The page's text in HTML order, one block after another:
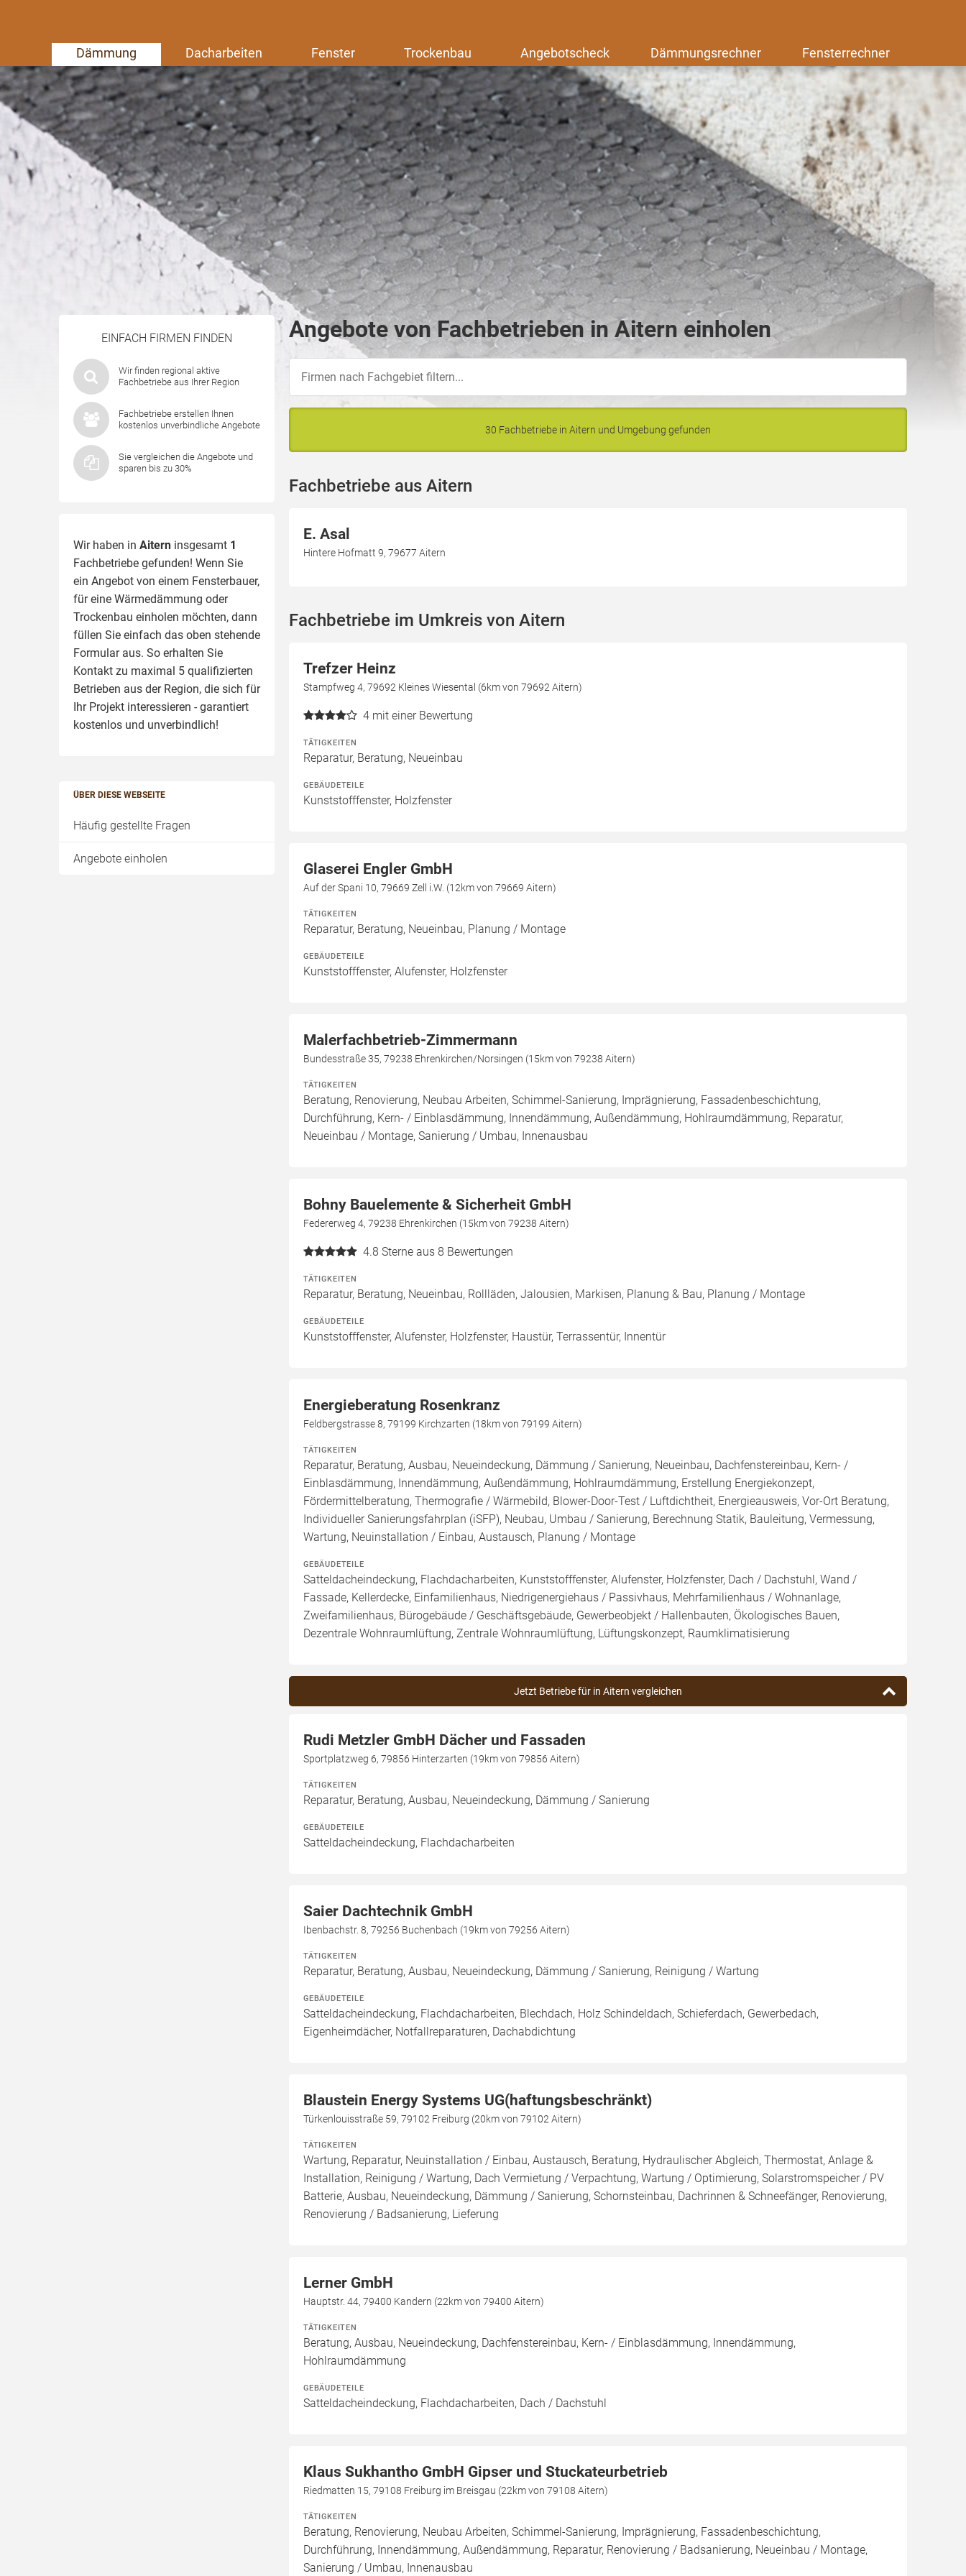
Dämmung Dacharbeiten Fenster Trockenbau Angebotscheck Dämmungsrechner Fensterrechner
EINFACH FIRMEN FINDEN
Wir finden regional aktive
Fachbetriebe aus Ihrer Region
Fachbetriebe erstellen Ihnen
kostenlos unverbindliche Angebote
Sie vergleichen die Angebote und
sparen bis zu 30%
Wir haben in Aitern insgesamt 1
Fachbetriebe gefunden! Wenn Sie
ein Angebot von einem Fensterbauer,
für eine Wärmedämmung oder
Trockenbau einholen möchten, dann
füllen Sie einfach das oben stehende
Formular aus. So erhalten Sie
Kontakt zu maximal 5 qualifizierten
Betrieben aus der Region, die sich für
Ihr Projekt interessieren - garantiert
kostenlos und unverbindlich!
ÜBER DIESE WEBSEITE
Häufig gestellte Fragen
Angebote einholen
Angebote von Fachbetrieben in Aitern einholen
30 Fachbetriebe in Aitern und Umgebung gefunden
Fachbetriebe aus Aitern
E. Asal
Hintere Hofmatt 9, 79677 Aitern
Fachbetriebe im Umkreis von Aitern
Trefzer Heinz
Stampfweg 4, 79692 Kleines Wiesental (6km von 79692 Aitern)
4 mit einer Bewertung
TÄTIGKEITEN
Reparatur, Beratung, Neueinbau
GEBÄUDETEILE
Kunststofffenster, Holzfenster
Glaserei Engler GmbH
Auf der Spani 10, 79669 Zell i.W. (12km von 79669 Aitern)
TÄTIGKEITEN
Reparatur, Beratung, Neueinbau, Planung / Montage
GEBÄUDETEILE
Kunststofffenster, Alufenster, Holzfenster
Malerfachbetrieb-Zimmermann
Bundesstraße 35, 79238 Ehrenkirchen/Norsingen (15km von 79238 Aitern)
TÄTIGKEITEN
Beratung, Renovierung, Neubau Arbeiten, Schimmel-Sanierung, Imprägnierung, Fassadenbeschichtung,
Durchführung, Kern- / Einblasdämmung, Innendämmung, Außendämmung, Hohlraumdämmung, Reparatur,
Neueinbau / Montage, Sanierung / Umbau, Innenausbau
Bohny Bauelemente & Sicherheit GmbH
Federerweg 4, 79238 Ehrenkirchen (15km von 79238 Aitern)
4.8 Sterne aus 8 Bewertungen
TÄTIGKEITEN
Reparatur, Beratung, Neueinbau, Rollläden, Jalousien, Markisen, Planung & Bau, Planung / Montage
GEBÄUDETEILE
Kunststofffenster, Alufenster, Holzfenster, Haustür, Terrassentür, Innentür
Energieberatung Rosenkranz
Feldbergstrasse 8, 79199 Kirchzarten (18km von 79199 Aitern)
TÄTIGKEITEN
Reparatur, Beratung, Ausbau, Neueindeckung, Dämmung / Sanierung, Neueinbau, Dachfenstereinbau, Kern- /
Einblasdämmung, Innendämmung, Außendämmung, Hohlraumdämmung, Erstellung Energiekonzept,
Fördermittelberatung, Thermografie / Wärmebild, Blower-Door-Test / Luftdichtheit, Energieausweis, Vor-Ort Beratung,
Individueller Sanierungsfahrplan (iSFP), Neubau, Umbau / Sanierung, Berechnung Statik, Bauleitung, Vermessung,
Wartung, Neuinstallation / Einbau, Austausch, Planung / Montage
GEBÄUDETEILE
Satteldacheindeckung, Flachdacharbeiten, Kunststofffenster, Alufenster, Holzfenster, Dach / Dachstuhl, Wand /
Fassade, Kellerdecke, Einfamilienhaus, Niedrigenergiehaus / Passivhaus, Mehrfamilienhaus / Wohnanlage,
Zweifamilienhaus, Bürogebäude / Geschäftsgebäude, Gewerbeobjekt / Hallenbauten, Ökologisches Bauen,
Dezentrale Wohnraumlüftung, Zentrale Wohnraumlüftung, Lüftungskonzept, Raumklimatisierung
Jetzt Betriebe für in Aitern vergleichen
Rudi Metzler GmbH Dächer und Fassaden
Sportplatzweg 6, 79856 Hinterzarten (19km von 79856 Aitern)
TÄTIGKEITEN
Reparatur, Beratung, Ausbau, Neueindeckung, Dämmung / Sanierung
GEBÄUDETEILE
Satteldacheindeckung, Flachdacharbeiten
Saier Dachtechnik GmbH
Ibenbachstr. 8, 79256 Buchenbach (19km von 79256 Aitern)
TÄTIGKEITEN
Reparatur, Beratung, Ausbau, Neueindeckung, Dämmung / Sanierung, Reinigung / Wartung
GEBÄUDETEILE
Satteldacheindeckung, Flachdacharbeiten, Blechdach, Holz Schindeldach, Schieferdach, Gewerbedach,
Eigenheimdächer, Notfallreparaturen, Dachabdichtung
Blaustein Energy Systems UG(haftungsbeschränkt)
Türkenlouisstraße 59, 79102 Freiburg (20km von 79102 Aitern)
TÄTIGKEITEN
Wartung, Reparatur, Neuinstallation / Einbau, Austausch, Beratung, Hydraulischer Abgleich, Thermostat, Anlage &
Installation, Reinigung / Wartung, Dach Vermietung / Verpachtung, Wartung / Optimierung, Solarstromspeicher / PV
Batterie, Ausbau, Neueindeckung, Dämmung / Sanierung, Schornsteinbau, Dachrinnen & Schneefänger, Renovierung,
Renovierung / Badsanierung, Lieferung
Lerner GmbH
Hauptstr. 44, 79400 Kandern (22km von 79400 Aitern)
TÄTIGKEITEN
Beratung, Ausbau, Neueindeckung, Dachfenstereinbau, Kern- / Einblasdämmung, Innendämmung,
Hohlraumdämmung
GEBÄUDETEILE
Satteldacheindeckung, Flachdacharbeiten, Dach / Dachstuhl
Klaus Sukhantho GmbH Gipser und Stuckateurbetrieb
Riedmatten 15, 79108 Freiburg im Breisgau (22km von 79108 Aitern)
TÄTIGKEITEN
Beratung, Renovierung, Neubau Arbeiten, Schimmel-Sanierung, Imprägnierung, Fassadenbeschichtung,
Durchführung, Innendämmung, Außendämmung, Reparatur, Renovierung / Badsanierung, Neueinbau / Montage,
Sanierung / Umbau, Innenausbau